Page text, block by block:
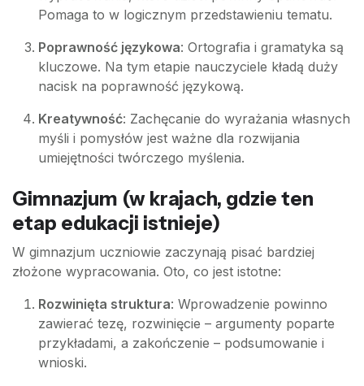
Pomaga to w logicznym przedstawieniu tematu.
Poprawność językowa: Ortografia i gramatyka są
kluczowe. Na tym etapie nauczyciele kładą duży
nacisk na poprawność językową.
Kreatywność: Zachęcanie do wyrażania własnych
myśli i pomysłów jest ważne dla rozwijania
umiejętności twórczego myślenia.
Gimnazjum (w krajach, gdzie ten
etap edukacji istnieje)
W gimnazjum uczniowie zaczynają pisać bardziej
złożone wypracowania. Oto, co jest istotne:
Rozwinięta struktura: Wprowadzenie powinno
zawierać tezę, rozwinięcie – argumenty poparte
przykładami, a zakończenie – podsumowanie i
wnioski.